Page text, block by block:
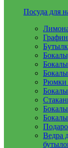
Посуда для
Рюмки
Ведра